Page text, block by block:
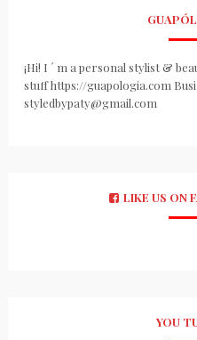
¡Hi! I ´ m a personal stylist &
stuff https://guapologia.com
styledbypaty@gmail.com
LIKE US ON
YOU